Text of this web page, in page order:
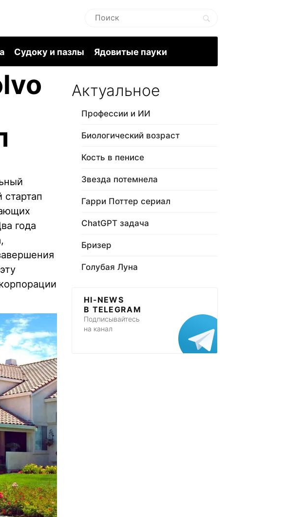
Судоку и пазлы Ядовитые пауки
года
Актуальное
Профессии и ИИ
Биологический возраст
Кость в пенисе
Звезда потемнела
Гарри Поттер сериал
ChatGPT задача
Бризер
Голубая Луна
HI-NEWS
В TELEGRAM
Подписывайтесь
на канал